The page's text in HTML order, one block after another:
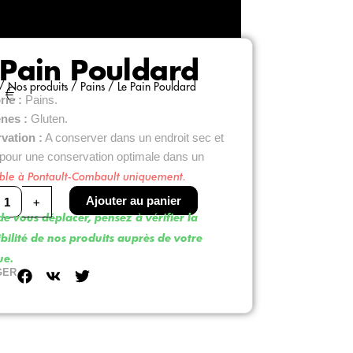
Pouldard
Nos produits / Pains / Le Pain Pouldard
€ : Pains.
: Gluten.
: A conserver dans un endroit sec et
une conservation optimale dans un
à Pontault-Combault uniquement.
+ Ajouter au panier
vous déplacer, pensez à vérifier la
de nos produits auprès de votre